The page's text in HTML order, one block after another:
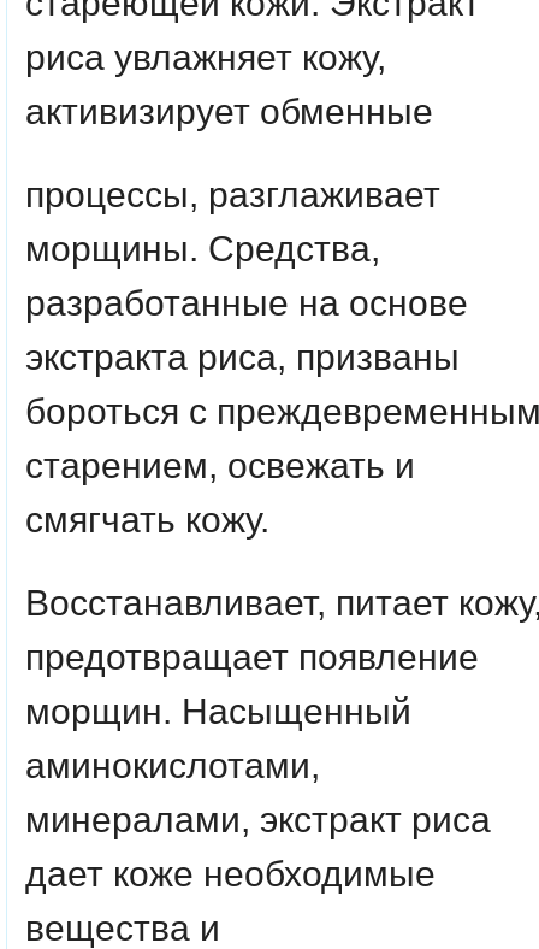
риса увлажняет кожу,
активизирует обменные
процессы, разглаживает
морщины. Средства,
разработанные на основе
экстракта риса, призваны
бороться с
старением, освежать и
смягчать кожу.
Восстанавливает, питает
предотвращает появление
морщин. Насыщенный
аминокислотами,
минералами, экстракт риса
дает коже необходимые
вещества и